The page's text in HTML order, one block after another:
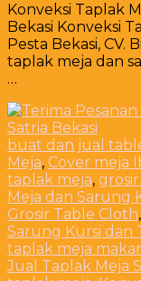
Konveksi Taplak
Bekasi Konveksi
Pesta Bekasi,
taplak meja dan
…
buat dan jual
Meja, Cover meja
taplak meja,
Meja dan Sarung
Grosir Table Cloth,
Sarung Kursi dan
taplak meja
Jual Taplak Meja